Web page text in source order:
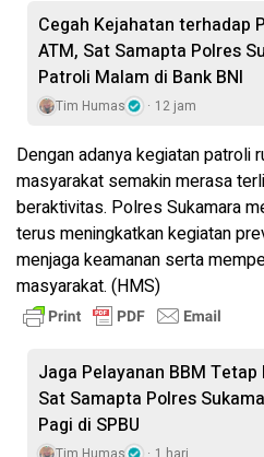
Cegah Kejahatan terhadap
ATM, Sat Samapta Polres
Patroli Malam di Bank BNI
Tim Humas 12 jam
Dengan adanya kegiatan patroli
masyarakat semakin merasa
beraktivitas. Polres Sukamara
terus meningkatkan kegiatan
menjaga keamanan serta
masyarakat. (HMS)
Jaga Pelayanan BBM
Sat Samapta Polres
Pagi di SPBU